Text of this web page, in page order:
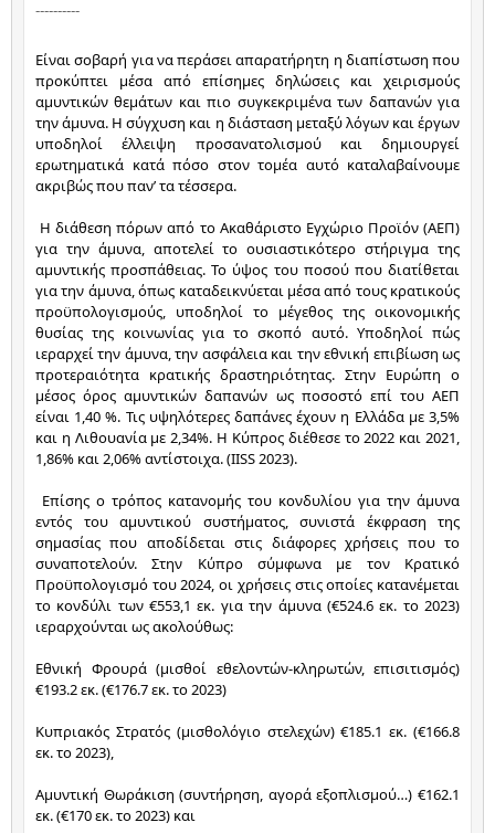
----------
Είναι σοβαρή για να περάσει απαρατήρητη η διαπίστωση που
προκύπτει μέσα από επίσημες δηλώσεις και χειρισμούς
αμυντικών θεμάτων και πιο συγκεκριμένα των δαπανών για
την άμυνα. Η σύγχυση και η διάσταση μεταξύ λόγων και έργων
υποδηλοί έλλειψη προσανατολισμού και δημιουργεί
ερωτηματικά κατά πόσο στον τομέα αυτό καταλαβαίνουμε
ακριβώς που παν’ τα τέσσερα.
για την άμυνα, αποτελεί το ουσιαστικότερο στήριγμα της
αμυντικής προσπάθειας. Το ύψος του ποσού που διατίθεται
για την άμυνα, όπως καταδεικνύεται μέσα από τους κρατικούς
προϋπολογισμούς, υποδηλοί το μέγεθος της οικονομικής
θυσίας της κοινωνίας για το σκοπό αυτό. Υποδηλοί πώς
ιεραρχεί την άμυνα, την ασφάλεια και την εθνική επιβίωση ως
προτεραιότητα κρατικής δραστηριότητας. Στην Ευρώπη ο
μέσος όρος αμυντικών δαπανών ως ποσοστό επί του ΑΕΠ
είναι 1,40 %. Τις υψηλότερες δαπάνες έχουν η Ελλάδα με 3,5%
και η Λιθουανία με 2,34%. Η Κύπρος διέθεσε το 2022 και 2021,
1,86% και 2,06% αντίστοιχα. (IISS 2023).
εντός του αμυντικού συστήματος, συνιστά έκφραση της
σημασίας που αποδίδεται στις διάφορες χρήσεις που το
συναποτελούν. Στην Κύπρο σύμφωνα με τον Κρατικό
Προϋπολογισμό του 2024, οι χρήσεις στις οποίες κατανέμεται
το κονδύλι των €553,1 εκ. για την άμυνα (€524.6 εκ. το 2023)
ιεραρχούνται ως ακολούθως:
Εθνική Φρουρά (μισθοί εθελοντών-κληρωτών, επισιτισμός)
€193.2 εκ. (€176.7 εκ. το 2023)
Κυπριακός Στρατός (μισθολόγιο στελεχών) €185.1 εκ. (€166.8
εκ. το 2023),
Αμυντική Θωράκιση (συντήρηση, αγορά εξοπλισμού…) €162.1
εκ. (€170 εκ. το 2023) και